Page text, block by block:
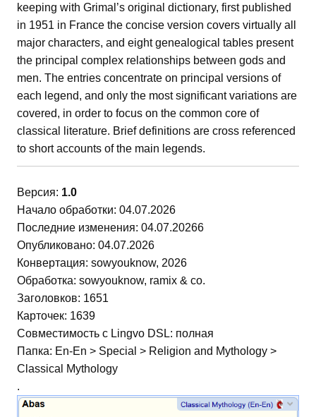
keeping with Grimal’s original dictionary, first published
in 1951 in France the concise version covers virtually all
major characters, and eight genealogical tables present
the principal complex relationships between gods and
men. The entries concentrate on principal versions of
each legend, and only the most significant variations are
covered, in order to focus on the common core of
classical literature. Brief definitions are cross referenced
to short accounts of the main legends.
Версия: 1.0
Начало обработки: 04.07.2026
Последние изменения: 04.07.20266
Опубликовано: 04.07.2026
Конвертация: sowyouknow, 2026
Обработка: sowyouknow, ramix & co.
Заголовков: 1651
Карточек: 1639
Совместимость с Lingvo DSL: полная
Папка: En-En > Special > Religion and Mythology >
Classical Mythology
.